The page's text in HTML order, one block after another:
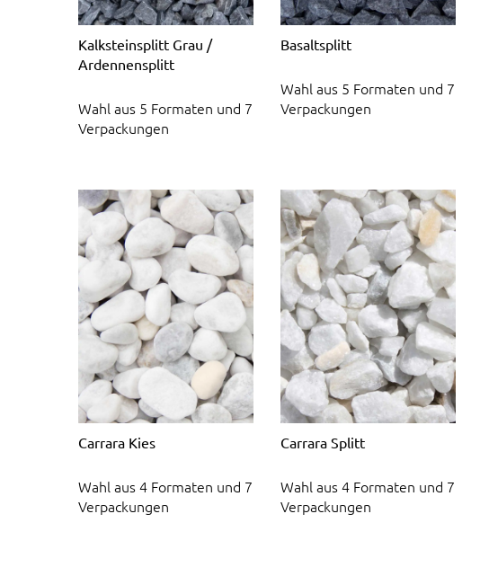
Kalksteinsplitt Grau /
Ardennensplitt
Wahl aus 5 Formaten und 7
Verpackungen
Basaltsplitt
Wahl aus 5 Formaten und 7
Verpackungen
Carrara Kies
Wahl aus 4 Formaten und 7
Verpackungen
Carrara Splitt
Wahl aus 4 Formaten und 7
Verpackungen